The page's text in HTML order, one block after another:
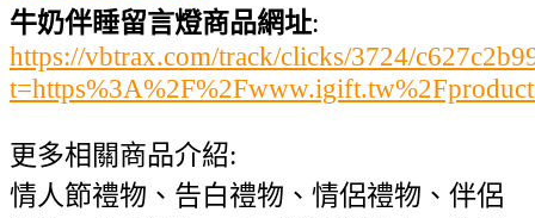
牛奶伴睡留言燈商品網址:
https://vbtrax.com/track/clicks/3724/
更多相關商品介紹:
情人節禮物、告白禮物、情侶禮物、伴侶